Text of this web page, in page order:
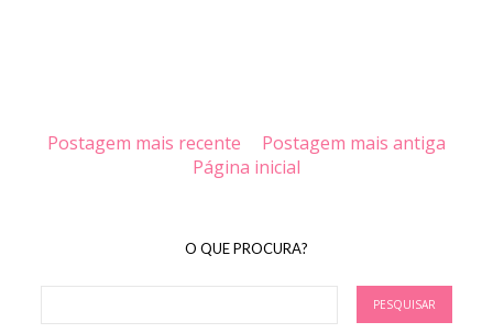
Postagem mais recente
Postagem mais antiga
Página inicial
O QUE PROCURA?